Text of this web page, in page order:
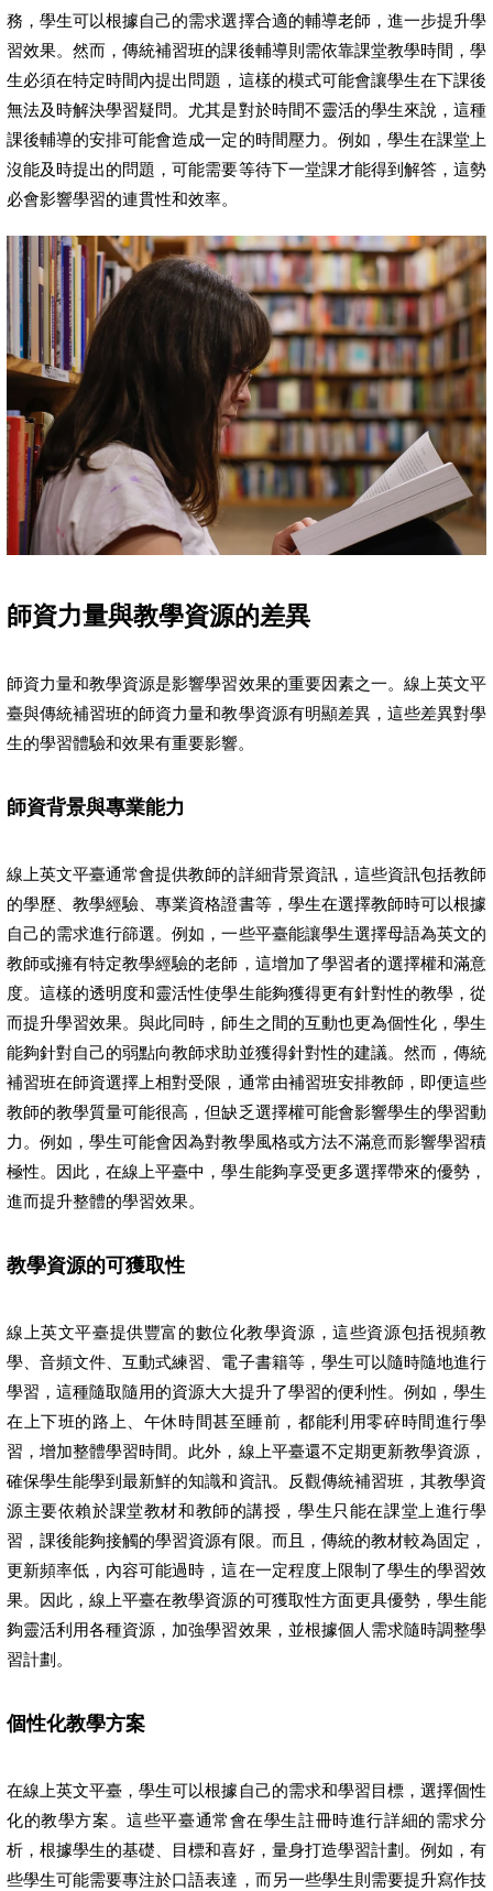
務，學生可以根據自己的需求選擇合適的輔導老師，進一步提升學
習效果。然而，傳統補習班的課後輔導則需依靠課堂教學時間，學
生必須在特定時間內提出問題，這樣的模式可能會讓學生在下課後
無法及時解決學習疑問。尤其是對於時間不靈活的學生來說，這種
課後輔導的安排可能會造成一定的時間壓力。例如，學生在課堂上
沒能及時提出的問題，可能需要等待下一堂課才能得到解答，這勢
必會影響學習的連貫性和效率。
師資力量與教學資源的差異
師資力量和教學資源是影響學習效果的重要因素之一。線上英文平
臺與傳統補習班的師資力量和教學資源有明顯差異，這些差異對學
生的學習體驗和效果有重要影響。
師資背景與專業能力
線上英文平臺通常會提供教師的詳細背景資訊，這些資訊包括教師
的學歷、教學經驗、專業資格證書等，學生在選擇教師時可以根據
自己的需求進行篩選。例如，一些平臺能讓學生選擇母語為英文的
教師或擁有特定教學經驗的老師，這增加了學習者的選擇權和滿意
度。這樣的透明度和靈活性使學生能夠獲得更有針對性的教學，從
而提升學習效果。與此同時，師生之間的互動也更為個性化，學生
能夠針對自己的弱點向教師求助並獲得針對性的建議。然而，傳統
補習班在師資選擇上相對受限，通常由補習班安排教師，即便這些
教師的教學質量可能很高，但缺乏選擇權可能會影響學生的學習動
力。例如，學生可能會因為對教學風格或方法不滿意而影響學習積
極性。因此，在線上平臺中，學生能夠享受更多選擇帶來的優勢，
進而提升整體的學習效果。
教學資源的可獲取性
線上英文平臺提供豐富的數位化教學資源，這些資源包括視頻教
學、音頻文件、互動式練習、電子書籍等，學生可以隨時隨地進行
學習，這種隨取隨用的資源大大提升了學習的便利性。例如，學生
在上下班的路上、午休時間甚至睡前，都能利用零碎時間進行學
習，增加整體學習時間。此外，線上平臺還不定期更新教學資源，
確保學生能學到最新鮮的知識和資訊。反觀傳統補習班，其教學資
源主要依賴於課堂教材和教師的講授，學生只能在課堂上進行學
習，課後能夠接觸的學習資源有限。而且，傳統的教材較為固定，
更新頻率低，內容可能過時，這在一定程度上限制了學生的學習效
果。因此，線上平臺在教學資源的可獲取性方面更具優勢，學生能
夠靈活利用各種資源，加強學習效果，並根據個人需求隨時調整學
習計劃。
個性化教學方案
在線上英文平臺，學生可以根據自己的需求和學習目標，選擇個性
化的教學方案。這些平臺通常會在學生註冊時進行詳細的需求分
析，根據學生的基礎、目標和喜好，量身打造學習計劃。例如，有
些學生可能需要專注於口語表達，而另一些學生則需要提升寫作技